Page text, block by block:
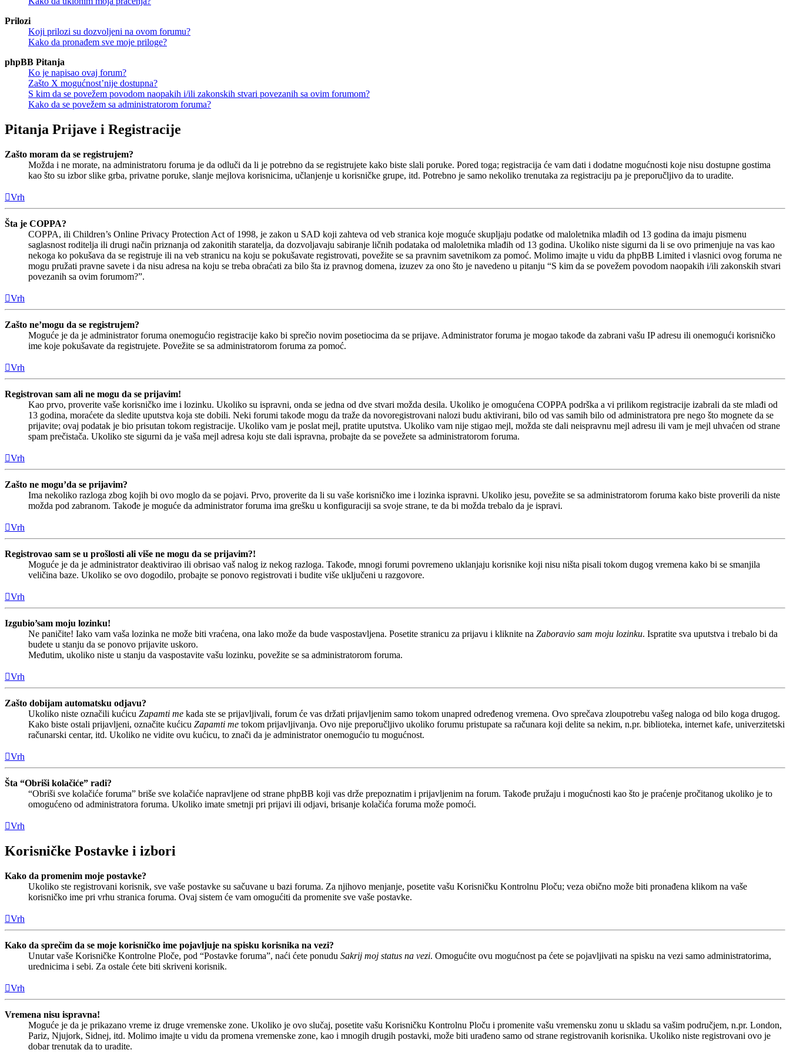
Prilozi
Koji prilozi su dozvoljeni na ovom forumu?
Kako da pronađem sve moje priloge?
phpBB Pitanja
Ko je napisao ovaj forum?
Zašto X mogućnost’nije dostupna?
S kim da se povežem povodom naopakih i/ili zakonskih stvari povezanih sa ovim forumom?
Kako da se povežem sa administratorom foruma?
Pitanja Prijave i Registracije
Zašto moram da se registrujem?
Možda i ne morate, na administratoru foruma je da odluči da li je potrebno da se registrujete kako biste slali poruke. Pored toga; registracija će vam dati i dodatne mogućnosti koje nisu dostupne gostima
kao što su izbor slike grba, privatne poruke, slanje mejlova korisnicima, učlanjenje u korisničke grupe, itd. Potrebno je samo nekoliko trenutaka za registraciju pa je preporučljivo da to uradite.
Vrh
Šta je COPPA?
COPPA, ili Children’s Online Privacy Protection Act of 1998, je zakon u SAD koji zahteva od veb stranica koje moguće skupljaju podatke od maloletnika mlađih od 13 godina da imaju pismenu
saglasnost roditelja ili drugi način priznanja od zakonitih staratelja, da dozvoljavaju sabiranje ličnih podataka od maloletnika mlađih od 13 godina. Ukoliko niste sigurni da li se ovo primenjuje na vas kao
nekoga ko pokušava da se registruje ili na veb stranicu na koju se pokušavate registrovati, povežite se sa pravnim savetnikom za pomoć. Molimo imajte u vidu da phpBB Limited i vlasnici ovog foruma ne
mogu pružati pravne savete i da nisu adresa na koju se treba obraćati za bilo šta iz pravnog domena, izuzev za ono što je navedeno u pitanju “S kim da se povežem povodom naopakih i/ili zakonskih stvari
povezanih sa ovim forumom?”.
Vrh
Zašto ne’mogu da se registrujem?
Moguće je da je administrator foruma onemogućio registracije kako bi sprečio novim posetiocima da se prijave. Administrator foruma je mogao takođe da zabrani vašu IP adresu ili onemogući korisničko
ime koje pokušavate da registrujete. Povežite se sa administratorom foruma za pomoć.
Vrh
Registrovan sam ali ne mogu da se prijavim!
Kao prvo, proverite vaše korisničko ime i lozinku. Ukoliko su ispravni, onda se jedna od dve stvari možda desila. Ukoliko je omogućena COPPA podrška a vi prilikom registracije izabrali da ste mlađi od
13 godina, moraćete da sledite uputstva koja ste dobili. Neki forumi takođe mogu da traže da novoregistrovani nalozi budu aktivirani, bilo od vas samih bilo od administratora pre nego što mognete da se
prijavite; ovaj podatak je bio prisutan tokom registracije. Ukoliko vam je poslat mejl, pratite uputstva. Ukoliko vam nije stigao mejl, možda ste dali neispravnu mejl adresu ili vam je mejl uhvaćen od strane
spam prečistača. Ukoliko ste sigurni da je vaša mejl adresa koju ste dali ispravna, probajte da se povežete sa administratorom foruma.
Vrh
Zašto ne mogu’da se prijavim?
Ima nekoliko razloga zbog kojih bi ovo moglo da se pojavi. Prvo, proverite da li su vaše korisničko ime i lozinka ispravni. Ukoliko jesu, povežite se sa administratorom foruma kako biste proverili da niste
možda pod zabranom. Takođe je moguće da administrator foruma ima grešku u konfiguraciji sa svoje strane, te da bi možda trebalo da je ispravi.
Vrh
Registrovao sam se u prošlosti ali više ne mogu da se prijavim?!
Moguće je da je administrator deaktivirao ili obrisao vaš nalog iz nekog razloga. Takođe, mnogi forumi povremeno uklanjaju korisnike koji nisu ništa pisali tokom dugog vremena kako bi se smanjila
veličina baze. Ukoliko se ovo dogodilo, probajte se ponovo registrovati i budite više uključeni u razgovore.
Vrh
Izgubio’sam moju lozinku!
Ne paničite! Iako vam vaša lozinka ne može biti vraćena, ona lako može da bude vaspostavljena. Posetite stranicu za prijavu i kliknite na Zaboravio sam moju lozinku. Ispratite sva uputstva i trebalo bi da
budete u stanju da se ponovo prijavite uskoro.
Međutim, ukoliko niste u stanju da vaspostavite vašu lozinku, povežite se sa administratorom foruma.
Vrh
Zašto dobijam automatsku odjavu?
Ukoliko niste označili kućicu Zapamti me kada ste se prijavljivali, forum će vas držati prijavljenim samo tokom unapred određenog vremena. Ovo sprečava zloupotrebu vašeg naloga od bilo koga drugog.
Kako biste ostali prijavljeni, označite kućicu Zapamti me tokom prijavljivanja. Ovo nije preporučljivo ukoliko forumu pristupate sa računara koji delite sa nekim, n.pr. biblioteka, internet kafe, univerzitetski
računarski centar, itd. Ukoliko ne vidite ovu kućicu, to znači da je administrator onemogućio tu mogućnost.
Vrh
Šta “Obriši kolačiće” radi?
“Obriši sve kolačiće foruma” briše sve kolačiće napravljene od strane phpBB koji vas drže prepoznatim i prijavljenim na forum. Takođe pružaju i mogućnosti kao što je praćenje pročitanog ukoliko je to
omogućeno od administratora foruma. Ukoliko imate smetnji pri prijavi ili odjavi, brisanje kolačića foruma može pomoći.
Vrh
Korisničke Postavke i izbori
Kako da promenim moje postavke?
Ukoliko ste registrovani korisnik, sve vaše postavke su sačuvane u bazi foruma. Za njihovo menjanje, posetite vašu Korisničku Kontrolnu Ploču; veza obično može biti pronađena klikom na vaše
korisničko ime pri vrhu stranica foruma. Ovaj sistem će vam omogućiti da promenite sve vaše postavke.
Vrh
Kako da sprečim da se moje korisničko ime pojavljuje na spisku korisnika na vezi?
Unutar vaše Korisničke Kontrolne Ploče, pod “Postavke foruma”, naći ćete ponudu Sakrij moj status na vezi. Omogućite ovu mogućnost pa ćete se pojavljivati na spisku na vezi samo administratorima,
urednicima i sebi. Za ostale ćete biti skriveni korisnik.
Vrh
Vremena nisu ispravna!
Moguće je da je prikazano vreme iz druge vremenske zone. Ukoliko je ovo slučaj, posetite vašu Korisničku Kontrolnu Ploču i promenite vašu vremensku zonu u skladu sa vašim područjem, n.pr. London,
Pariz, Njujork, Sidnej, itd. Molimo imajte u vidu da promena vremenske zone, kao i mnogih drugih postavki, može biti urađeno samo od strane registrovanih korisnika. Ukoliko niste registrovani ovo je
dobar trenutak da to uradite.